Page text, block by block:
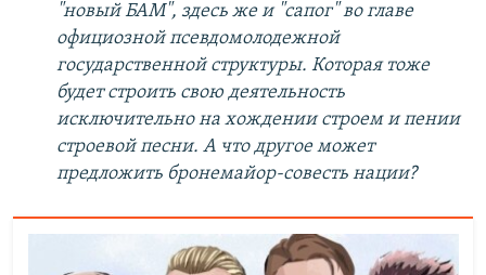
"новый БАМ", здесь же и "сапог" во главе
официозной псевдомолодежной
государственной структуры. Которая тоже
будет строить свою деятельность
исключительно на хождении строем и пении
строевой песни. А что другое может
предложить бронемайор-совесть нации?